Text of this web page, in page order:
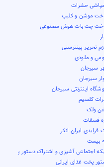
حشرات
موشن و کلیپ
چت بات هوش مصنوعی
تحریر پینترستی
و ملودی
سیرجان
سیرجان
اینترنتی سیرجان
کلسیم
ولک
فسفات
فرایدی ایران انکر
بیست
اجتماعی آشپزی و اشتراک دستور پخت
پخت غذای ایرانی